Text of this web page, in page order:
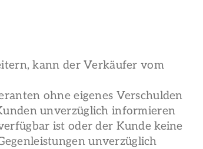
kann der Verkäufer vom
ohne eigenes Verschulden
unverzüglich informieren
ist oder der Kunde keine
unverzüglich